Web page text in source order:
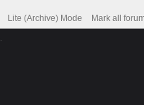
Lite (Archive) Mode Mark all